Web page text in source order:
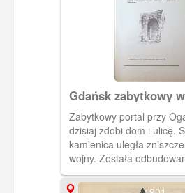
Gdańsk zabytkowy
Zabytkowy portal przy
dzisiaj zdobi dom i ulicę. Sama
kamienica uległa
wojny. Została
50. XX wieku.